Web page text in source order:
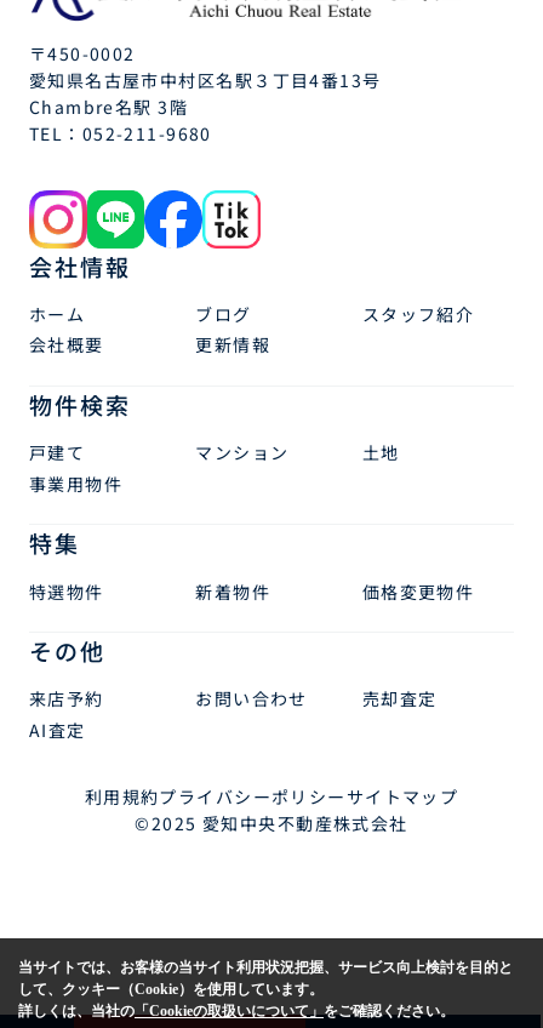
〒450-0002
愛知県名古屋市中村区名駅３丁目4番13号
Chambre名駅 3階
TEL： 052-211-9680
会社情報
ホーム ブログ
スタッフ紹介
会社概要
更新情報
物件検索
戸建て マンション
土地
事業用物件
特集
特選物件 新着物件 価格変更物件
その他
来店予約 お問い合わせ
売却査定
AI査定
利用規約プライバシーポリシーサイトマップ
©2025 愛知中央不動産株式会社
当サイトでは、お客様の当サイト利用状況把握、サービス向上検討を目的と
して、クッキー（Cookie）を使用しています。
詳しくは、当社の「Cookieの取扱いについて」をご確認ください。